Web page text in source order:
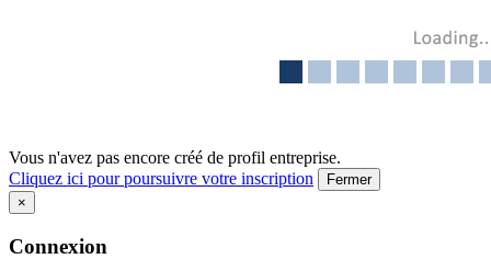
Vous n'avez pas encore créé de profil entreprise.
Cliquez ici pour poursuivre votre inscription
Fermer
×
Connexion